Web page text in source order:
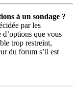
à un sondage ?
par les
que vous
trop restreint,
du forum s’il est